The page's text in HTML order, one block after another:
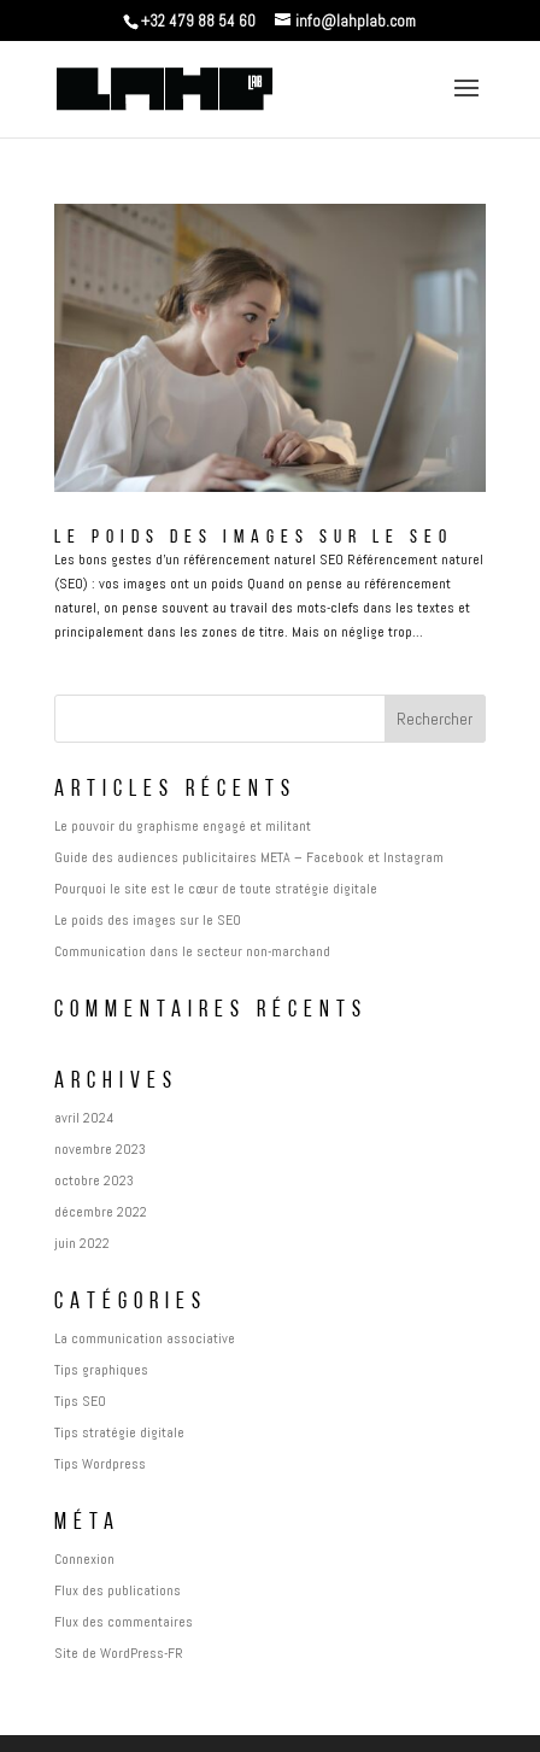
+32 479 88 54 60 info@lahplab.com
LE POIDS DES IMAGES SUR LE SEO
Les bons gestes d'un référencement naturel SEO Référencement naturel
(SEO) : vos images ont un poids Quand on pense au référencement
naturel, on pense souvent au travail des mots-clefs dans les textes et
principalement dans les zones de titre. Mais on néglige trop...
ARTICLES RÉCENTS
Le pouvoir du graphisme engagé et militant
Guide des audiences publicitaires META – Facebook et Instagram
Pourquoi le site est le cœur de toute stratégie digitale
Le poids des images sur le SEO
Communication dans le secteur non-marchand
COMMENTAIRES RÉCENTS
ARCHIVES
avril 2024
novembre 2023
octobre 2023
décembre 2022
juin 2022
CATÉGORIES
La communication associative
Tips graphiques
Tips SEO
Tips stratégie digitale
Tips Wordpress
MÉTA
Connexion
Flux des publications
Flux des commentaires
Site de WordPress-FR